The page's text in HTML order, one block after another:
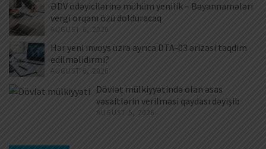
ƏDV ödəyicilərinə mühüm yenilik – Bəyannamələri
vergi orqanı özü dolduracaq
AUGUST 6, 2026
Hər yeni invoys üzrə ayrıca DTA-03 ərizəsi təqdim
edilməlidirmi?
AUGUST 6, 2026
Dövlət mülkiyyətində olan əsas
vəsaitlərin verilməsi qaydası dəyişib
AUGUST 5, 2026